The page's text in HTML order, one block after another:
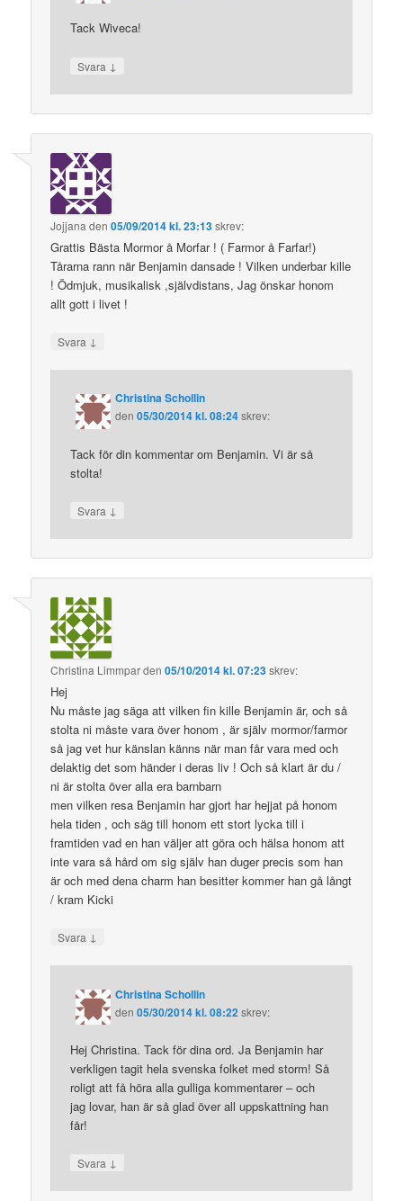
Tack Wiveca!
Svara ↓
Jojjana den05/09/2014 kl. 23:13skrev:
Grattis Bästa Mormor å Morfar ! ( Farmor å Farfar!)
Tårarna rann när Benjamin dansade ! Vilken underbar kille
! Ödmjuk, musikalisk ,självdistans, Jag önskar honom
allt gott i livet !
Svara ↓
Christina Schollin
den05/30/2014 kl. 08:24skrev:
Tack för din kommentar om Benjamin. Vi är så
stolta!
Svara ↓
Christina Limmparden05/10/2014 kl. 07:23skrev:
Hej
Nu måste jag säga att vilken fin kille Benjamin är, och så
stolta ni måste vara över honom , är själv mormor/farmor
så jag vet hur känslan känns när man får vara med och
delaktig det som händer i deras liv ! Och så klart är du /
ni är stolta över alla era barnbarn
men vilken resa Benjamin har gjort har hejjat på honom
hela tiden , och säg till honom ett stort lycka till i
framtiden vad en han väljer att göra och hälsa honom att
inte vara så hård om sig själv han duger precis som han
är och med dena charm han besitter kommer han gå långt
/ kram Kicki
Svara ↓
Christina Schollin
den05/30/2014 kl. 08:22 skrev:
Hej Christina. Tack för dina ord. Ja Benjamin har
verkligen tagit hela svenska folket med storm! Så
roligt att få höra alla gulliga kommentarer – och
jag lovar, han är så glad över all uppskattning han
får!
Svara ↓